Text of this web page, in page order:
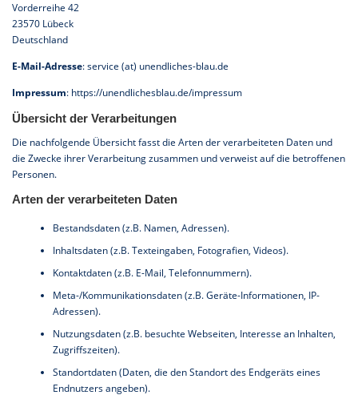
Vorderreihe 42
23570 Lübeck
Deutschland
E-Mail-Adresse: service (at) unendliches-blau.de
Impressum: https://unendlichesblau.de/impressum
Übersicht der Verarbeitungen
Die nachfolgende Übersicht fasst die Arten der verarbeiteten Daten und
die Zwecke ihrer Verarbeitung zusammen und verweist auf die betroffenen
Personen.
Arten der verarbeiteten Daten
Bestandsdaten (z.B. Namen, Adressen).
Inhaltsdaten (z.B. Texteingaben, Fotografien, Videos).
Kontaktdaten (z.B. E-Mail, Telefonnummern).
Meta-/Kommunikationsdaten (z.B. Geräte-Informationen, IP-
Adressen).
Nutzungsdaten (z.B. besuchte Webseiten, Interesse an Inhalten,
Zugriffszeiten).
Standortdaten (Daten, die den Standort des Endgeräts eines
Endnutzers angeben).